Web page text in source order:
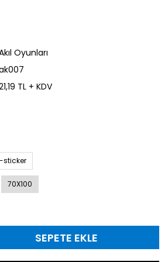
Oyunları
TL + KDV
sticker
70X100
SEPETE EKLE